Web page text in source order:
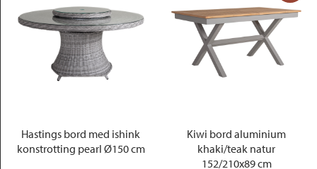
Hastings bord med ishink
konstrotting pearl Ø150 cm
Kiwi bord aluminium
khaki/teak natur
152/210x89 cm